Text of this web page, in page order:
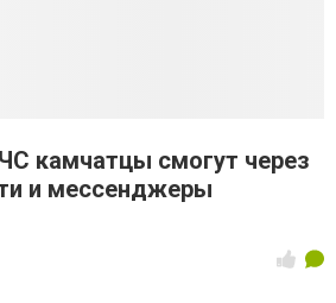
камчатцы смогут через
и мессенджеры